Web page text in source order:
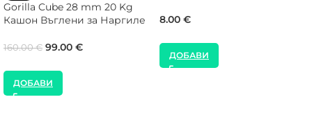
Gorilla Cube 28 mm 20 Kg
Кашон Въглени за Наргиле
160.00€ 99.00 €
ДОБАВИ
8.00 €
ДОБАВИ